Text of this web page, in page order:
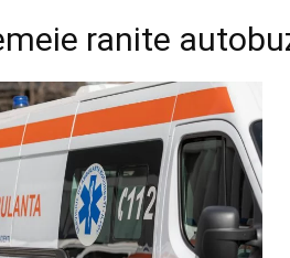
ranite